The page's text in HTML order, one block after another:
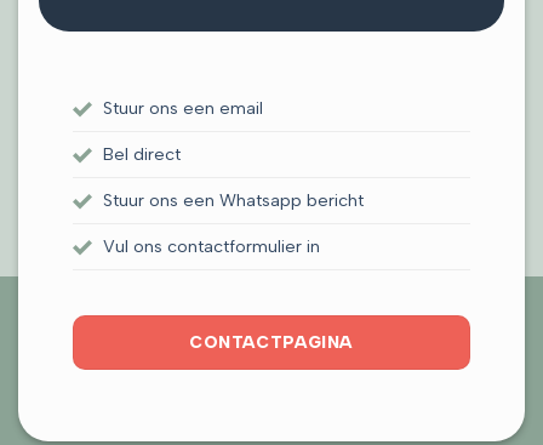
Stuur ons een email
Bel direct
Stuur ons een Whatsapp bericht
Vul ons contactformulier in
CONTACTPAGINA